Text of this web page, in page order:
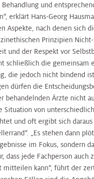
und
erklärt Hans-Georg
Aspekte, nach denen sich
Prinzipien Nicht-
und der Respekt vor
schließlich die gemeinsam
die jedoch nicht bindend
dürfen die
behandelnden Ärzte nicht
Situation von
und oft ergibt sich
„Es stehen dann
im Fokus, sondern
dass jede Fachperson auch
mitteilen kann“, führt der